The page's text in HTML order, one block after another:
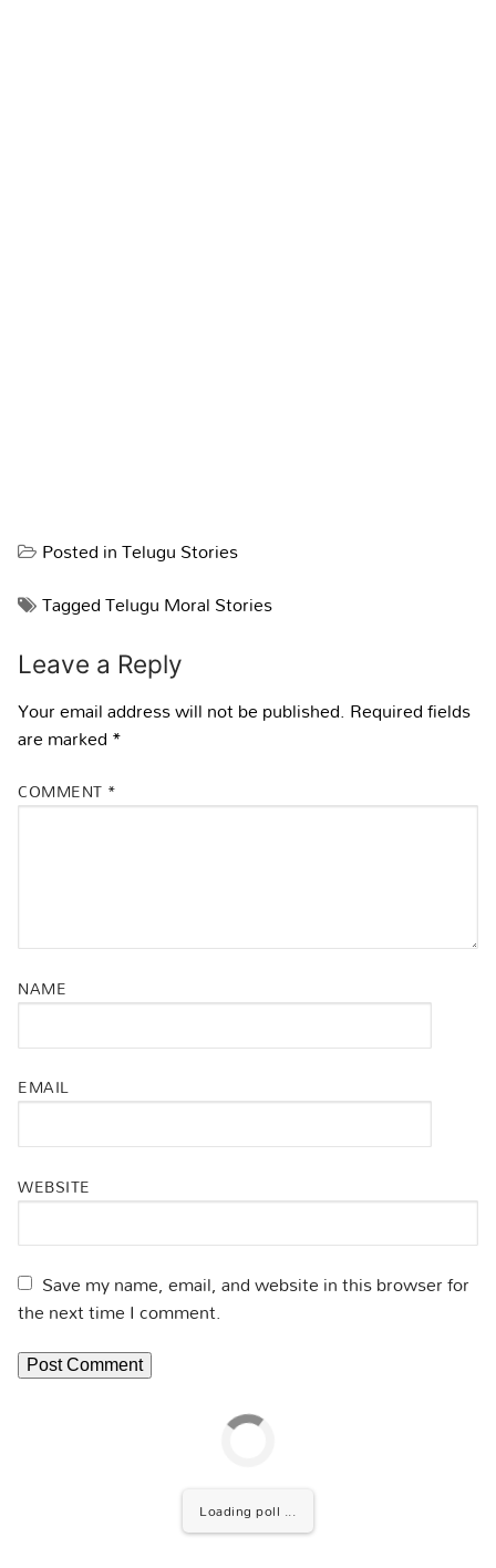
Posted inTelugu Stories
TaggedTelugu Moral Stories
Leave a Reply
Your email address will not be published. Required fields
are marked*
COMMENT *
NAME
EMAIL
WEBSITE
Save my name, email, and website in this browser for
the next time I comment.
Loading poll ...